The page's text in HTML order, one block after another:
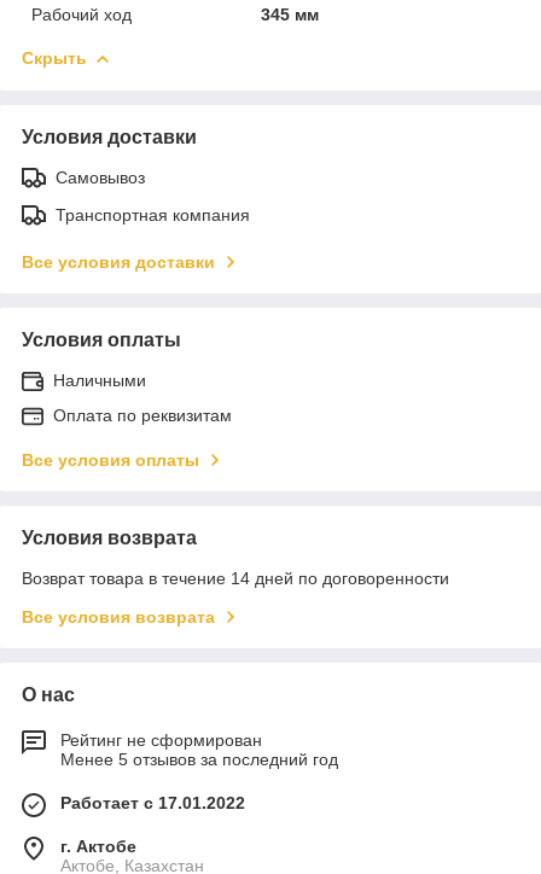
Рабочий ход 345 мм
Скрыть
Условия доставки
Самовывоз
Транспортная компания
Все условия доставки
Условия оплаты
Наличными
Оплата по реквизитам
Все условия оплаты
Условия возврата
Возврат товара в течение 14 дней по договоренности
Все условия возврата
О нас
Рейтинг не сформирован
Менее 5 отзывов за последний год
Работает с 17.01.2022
г. Актобе
Актобе, Казахстан